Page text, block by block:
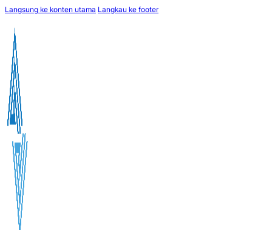
Langsung ke konten utama Langkau ke footer